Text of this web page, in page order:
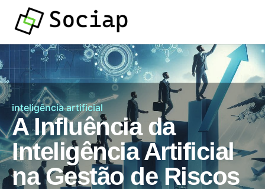
inteligência artificial
A Influência da
Inteligência Artificial
na Gestão de Riscos